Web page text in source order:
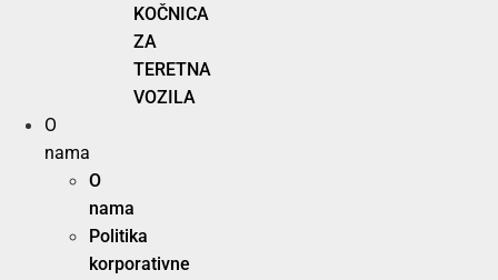
KOČNICA
ZA
TERETNA
VOZILA
O
nama
O
nama
Politika
korporativne